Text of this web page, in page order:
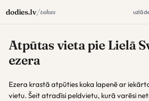
dodies.lv/takas
Atpūtas vieta pie Lielā
ezera
Ezera krastā atpūties koka lapenē ar
vietu. Šeit atradīsi peldvietu, kurā varēsi